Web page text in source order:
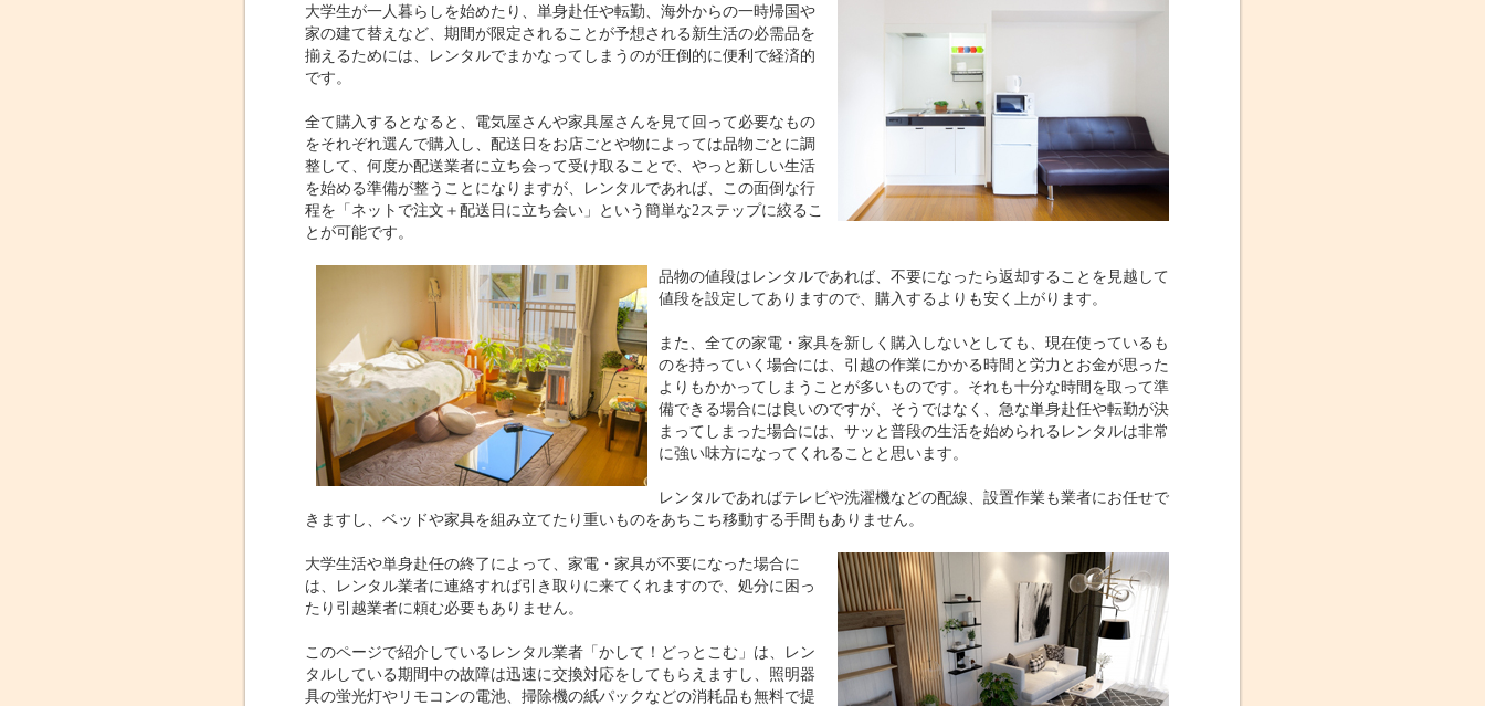
大学生が一人暮らしを始めたり、単身赴任や転勤、海外からの一時帰国や
家の建て替えなど、期間が限定されることが予想される新生活の必需品を
揃えるためには、レンタルでまかなってしまうのが圧倒的に便利で経済的
です。
全て購入するとなると、電気屋さんや家具屋さんを見て回って必要なもの
をそれぞれ選んで購入し、配送日をお店ごとや物によっては品物ごとに調
整して、何度か配送業者に立ち会って受け取ることで、やっと新しい生活
を始める準備が整うことになりますが、レンタルであれば、この面倒な行
程を「ネットで注文＋配送日に立ち会い」という簡単な2ステップに絞るこ
とが可能です。
品物の値段はレンタルであれば、不要になったら返却することを見越して
値段を設定してありますので、購入するよりも安く上がります。
また、全ての家電・家具を新しく購入しないとしても、現在使っているも
のを持っていく場合には、引越の作業にかかる時間と労力とお金が思った
よりもかかってしまうことが多いものです。それも十分な時間を取って準
備できる場合には良いのですが、そうではなく、急な単身赴任や転勤が決
まってしまった場合には、サッと普段の生活を始められるレンタルは非常
に強い味方になってくれることと思います。
レンタルであればテレビや洗濯機などの配線、設置作業も業者にお任せで
きますし、ベッドや家具を組み立てたり重いものをあちこち移動する手間もありません。
大学生活や単身赴任の終了によって、家電・家具が不要になった場合に
は、レンタル業者に連絡すれば引き取りに来てくれますので、処分に困っ
たり引越業者に頼む必要もありません。
このページで紹介しているレンタル業者「かして！どっとこむ」は、レン
タルしている期間中の故障は迅速に交換対応をしてもらえますし、照明器
具の蛍光灯やリモコンの電池、掃除機の紙パックなどの消耗品も無料で提